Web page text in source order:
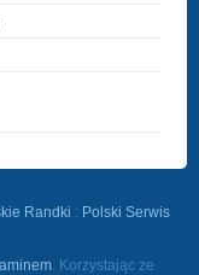
Randki : Polski Serwis
. Korzystając ze